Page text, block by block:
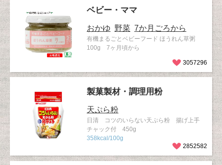
ベビー・ママ
おかゆ 野菜 7か月ごろから
有機まるごとベビーフード ほうれん草粥
100g 7ヶ月頃から
3057296
製菓製材・調理用粉
天ぷら粉
日清 コツのいらない天ぷら粉 揚げ上手
チャック付 450g
358kcal/100g
2852582